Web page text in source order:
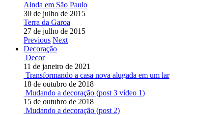
Ainda em São Paulo
30 de julho de 2015
Terra da Garoa
27 de julho de 2015
Previous Next
Decoração
Decor
11 de janeiro de 2021
Transformando a casa nova alugada em um lar
18 de outubro de 2018
Mudando a decoração (post 3 vídeo 1)
15 de outubro de 2018
Mudando a decoração (post 2)